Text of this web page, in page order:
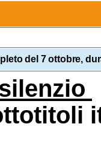
del 7 ottobre,